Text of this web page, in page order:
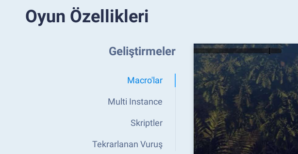
Oyun Özellikleri
Geliştirmeler
Macro'lar
Multi Instance
Skriptler
Tekrarlanan Vuruş